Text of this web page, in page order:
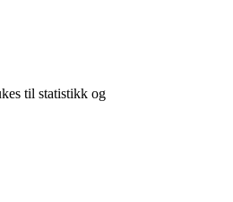
til statistikk og